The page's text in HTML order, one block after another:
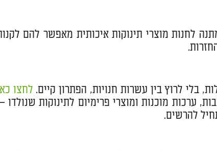
לחנות מוצרי תינוקות איכותית מאפשר להם
בלי לרוץ בין עשרות חנויות, הפתרון קיים. לחצו
ערכות מוכנות ומוצרי פרימיום לתינוקות שנולדו
להרשים.